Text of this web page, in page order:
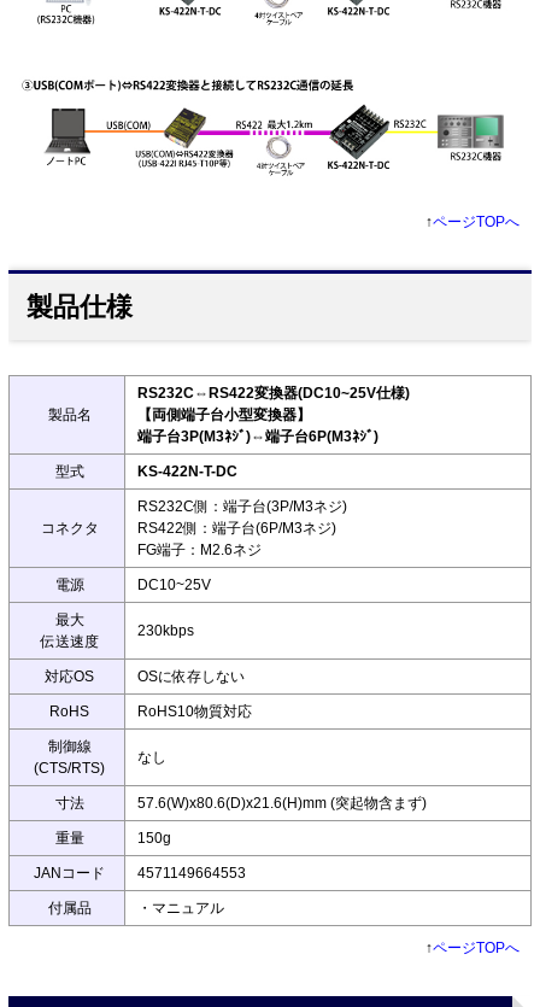
↑ページTOPへ
製品仕様
製品名
RS232C⇔RS422変換器(DC10~25V仕様)
【両側端子台小型変換器】
端子台3P(M3ﾈｼﾞ)⇔端子台6P(M3ﾈｼﾞ)
型式 KS-422N-T-DC
コネクタ
RS232C側：端子台(3P/M3ネジ)
RS422側：端子台(6P/M3ネジ)
FG端子：M2.6ネジ
電源 DC10~25V
最大
伝送速度
230kbps
対応OS OSに依存しない
RoHS RoHS10物質対応
制御線
(CTS/RTS)
なし
寸法 57.6(W)x80.6(D)x21.6(H)mm (突起物含まず)
重量 150g
JANコード 4571149664553
付属品 ・マニュアル
↑ページTOPへ